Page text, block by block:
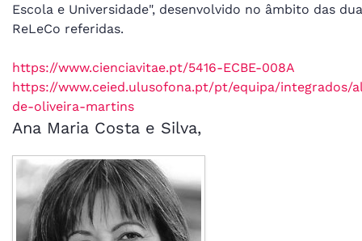
Escola e Universidade", desenvolvido no âmbito das
ReLeCo referidas.
https://www.cienciavitae.pt/5416-ECBE-008A
https://www.ceied.ulusofona.pt/pt/equipa/integrados/
de-oliveira-martins
Ana Maria Costa e Silva,